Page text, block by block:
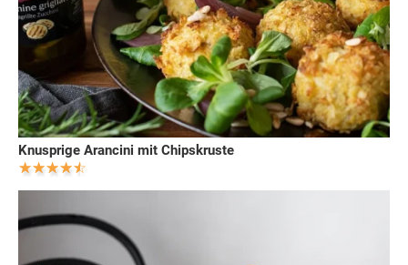
Knusprige Arancini mit Chipskruste